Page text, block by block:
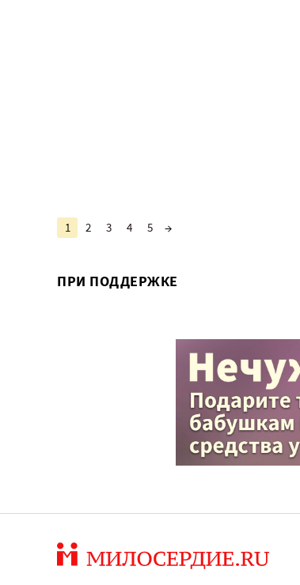
1 2 3 4 5 →
ПРИ ПОДДЕРЖКЕ